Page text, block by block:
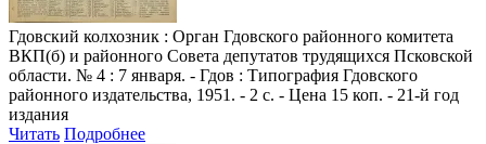
Гдовский колхозник : Орган Гдовского районного комитета
ВКП(б) и районного Совета депутатов трудящихся Псковской
области. № 4 : 7 января. - Гдов : Типография Гдовского
районного издательства, 1951. - 2 с. - Цена 15 коп. - 21-й год
издания
Читать Подробнее